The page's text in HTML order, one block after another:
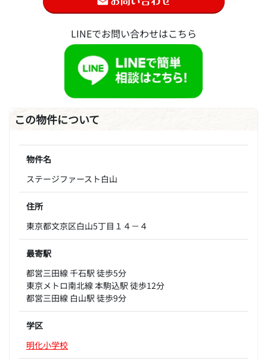
LINEでお問い合わせはこちら
この物件について
物件名
ステージファースト白山
住所
東京都文京区白山5丁目１４－４
最寄駅
都営三田線 千石駅 徒歩5分
東京メトロ南北線 本駒込駅 徒歩12分
都営三田線 白山駅 徒歩9分
学区
明化小学校